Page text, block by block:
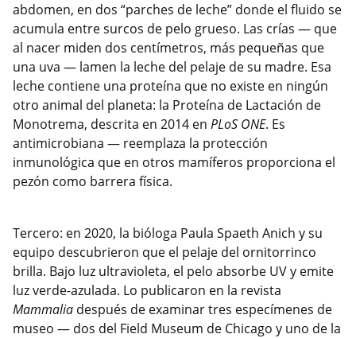
abdomen, en dos “parches de leche” donde el fluido se
acumula entre surcos de pelo grueso. Las crías — que
al nacer miden dos centímetros, más pequeñas que
una uva — lamen la leche del pelaje de su madre. Esa
leche contiene una proteína que no existe en ningún
otro animal del planeta: la Proteína de Lactación de
Monotrema, descrita en 2014 en PLoS ONE. Es
antimicrobiana — reemplaza la protección
inmunológica que en otros mamíferos proporciona el
pezón como barrera física.
Tercero: en 2020, la bióloga Paula Spaeth Anich y su
equipo descubrieron que el pelaje del ornitorrinco
brilla. Bajo luz ultravioleta, el pelo absorbe UV y emite
luz verde-azulada. Lo publicaron en la revista
Mammalia después de examinar tres especímenes de
museo — dos del Field Museum de Chicago y uno de la